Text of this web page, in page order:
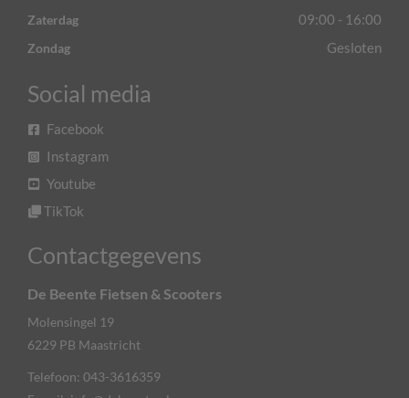
Zaterdag 09:00 - 16:00
Zondag Gesloten
Social media
Facebook
Instagram
Youtube
TikTok
Contactgegevens
De Beente Fietsen & Scooters
Molensingel 19
6229 PB Maastricht
Telefoon: 043-3616359